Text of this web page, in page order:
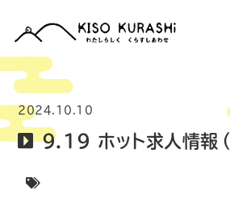
2024.10.10
9.19 ホット求人情報